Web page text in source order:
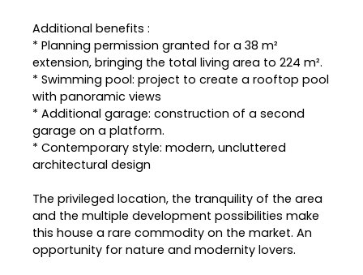
Additional benefits :
* Planning permission granted for a 38 m²
extension, bringing the total living area to 224 m².
* Swimming pool: project to create a rooftop pool
with panoramic views
* Additional garage: construction of a second
garage on a platform.
* Contemporary style: modern, uncluttered
architectural design
The privileged location, the tranquility of the area
and the multiple development possibilities make
this house a rare commodity on the market. An
opportunity for nature and modernity lovers.